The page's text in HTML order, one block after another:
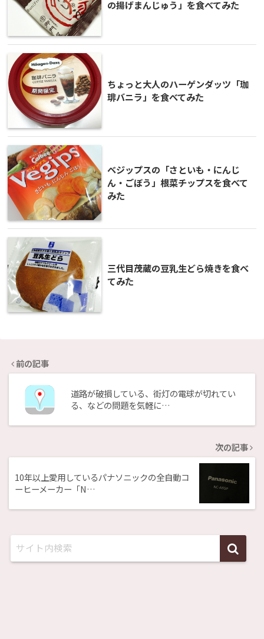
の揚げまんじゅう」を食べてみた
ちょっと大人のハーゲンダッツ「珈
琲バニラ」を食べてみた
ベジップスの「さといも・にんじ
ん・ごぼう」根菜チップスを食べて
みた
三代目茂蔵の豆乳生どら焼きを食べ
てみた
前の記事
道路が破損している、街灯の電球が切れてい
る、などの問題を気軽に…
次の記事
10年以上愛用しているパナソニックの全自動コ
ーヒーメーカー「N…